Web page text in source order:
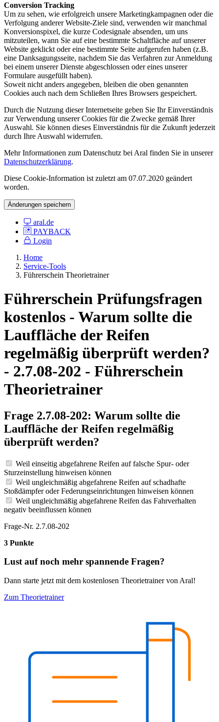
Conversion Tracking
Um zu sehen, wie erfolgreich unsere Marketingkampagnen oder die
Verfolgung anderer Website-Ziele sind, verwenden wir manchmal
Konversionspixel, die kurze Codesignale absenden, um uns
mitzuteilen, wann Sie auf eine bestimmte Schaltfläche auf unserer
Website geklickt oder eine bestimmte Seite aufgerufen haben (z.B.
eine Danksagungsseite, nachdem Sie das Verfahren zur Anmeldung
bei einem unserer Dienste abgeschlossen oder eines unserer
Formulare ausgefüllt haben).
Soweit nicht anders angegeben, bleiben die oben genannten
Cookies auch nach dem Schließen Ihres Browsers gespeichert.
Durch die Nutzung dieser Internetseite geben Sie Ihr Einverständnis
zur Verwendung unserer Cookies für die Zwecke gemäß Ihrer
Auswahl. Sie können dieses Einverständnis für die Zukunft jederzeit
durch Ihre Auswahl widerrufen.
Mehr Informationen zum Datenschutz bei Aral finden Sie in unserer
Datenschutzerklärung.
Diese Cookie-Information ist zuletzt am 07.07.2020 geändert
worden.
Änderungen speichern
aral.de
PAYBACK
Login
Home
Service-Tools
Führerschein Theorietrainer
Führerschein Prüfungsfragen
kostenlos - Warum sollte die
Lauffläche der Reifen
regelmäßig überprüft werden?
- 2.7.08-202 - Führerschein
Theorietrainer
Frage 2.7.08-202: Warum sollte die
Lauffläche der Reifen regelmäßig
überprüft werden?
Weil einseitig abgefahrene Reifen auf falsche Spur- oder
Sturzeinstellung hinweisen können
Weil ungleichmäßig abgefahrene Reifen auf schadhafte
Stoßdämpfer oder Federungseinrichtungen hinweisen können
Weil ungleichmäßig abgefahrene Reifen das Fahrverhalten
negativ beeinflussen können
Frage-Nr. 2.7.08-202
3 Punkte
Lust auf noch mehr spannende Fragen?
Dann starte jetzt mit dem kostenlosen Theorietrainer von Aral!
Zum Theorietrainer